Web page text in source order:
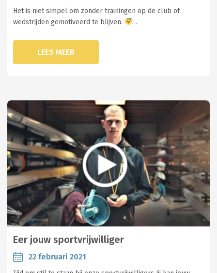
Het is niet simpel om zonder trainingen op de club of
wedstrijden gemotiveerd te blijven.
…
LEES MEER
Eer jouw sportvrijwilliger
22 februari 2021